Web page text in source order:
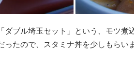
ダブル埼玉セット」という、モツ煮
たので、スタミナ丼を少しもらい